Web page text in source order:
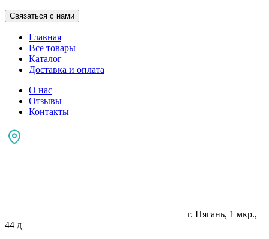
Связаться с нами
Главная
Все товары
Каталог
Доставка и оплата
О нас
Отзывы
Контакты
г. Нягань, 1 мкр.,
44 д